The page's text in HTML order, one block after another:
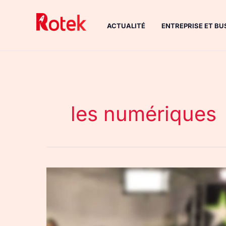
ACTUALITÉ ENTREPRISE ET
les numériques
Les